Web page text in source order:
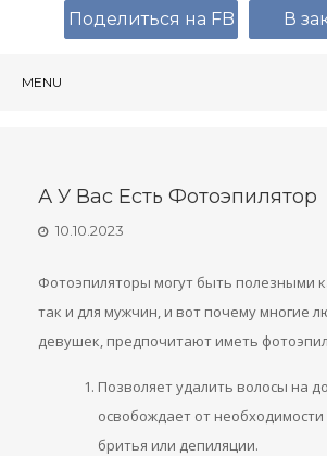
MENU
А У Вас Есть Фотоэпилятор
10.10.2023
Фотоэпиляторы могут быть полезными
так и для мужчин, и вот почему многие
девушек, предпочитают иметь
Позволяет удалить волосы на
освобождает от необходимости
бритья или депиляции.
Поделиться на FB В